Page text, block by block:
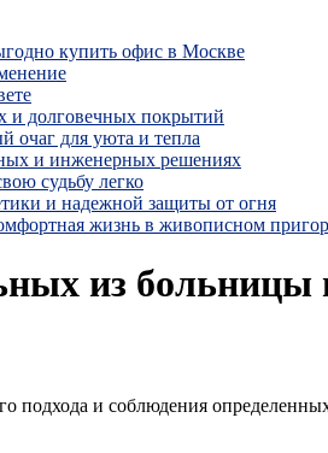
купить офис в Москве
долговечных покрытий
очаг для уюта и тепла
и инженерных решениях
судьбу легко
и надежной защиты от огня
жизнь в живописном
из больницы
подхода и соблюдения